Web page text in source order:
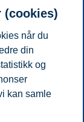
Tittel
Adjunct lecturer
(cookies)
når du
din
og
kan samle